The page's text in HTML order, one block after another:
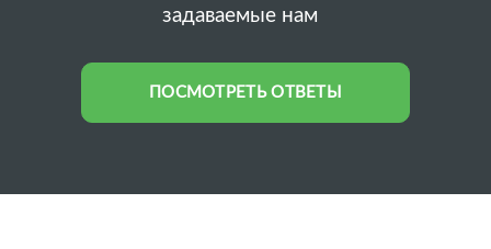
задаваемые нам
ПОСМОТРЕТЬ ОТВЕТЫ